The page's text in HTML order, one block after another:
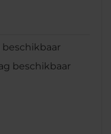
beschikbaar